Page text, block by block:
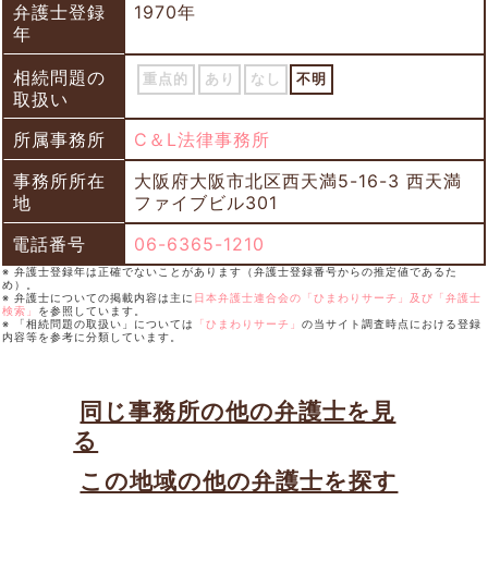
弁護士登録
年
1970年
相続問題の
取扱い
重点的 あり なし 不明
所属事務所
C＆L法律事務所
事務所所在
地
大阪府大阪市北区西天満5-16-3 西天満
ファイブビル301
電話番号
06-6365-1210
※ 弁護士登録年は正確でないことがあります（弁護士登録番号からの推定値であるた
め）。
※ 弁護士についての掲載内容は主に 日本弁護士連合会の「ひまわりサーチ」及び「弁護士
検索」 を参照しています。
※ 「相続問題の取扱い」については
「ひまわりサーチ」 の当サイト調査時点における登録
内容等を参考に分類しています。
同じ事務所の他の弁護士を見
る
この地域の他の弁護士を探す